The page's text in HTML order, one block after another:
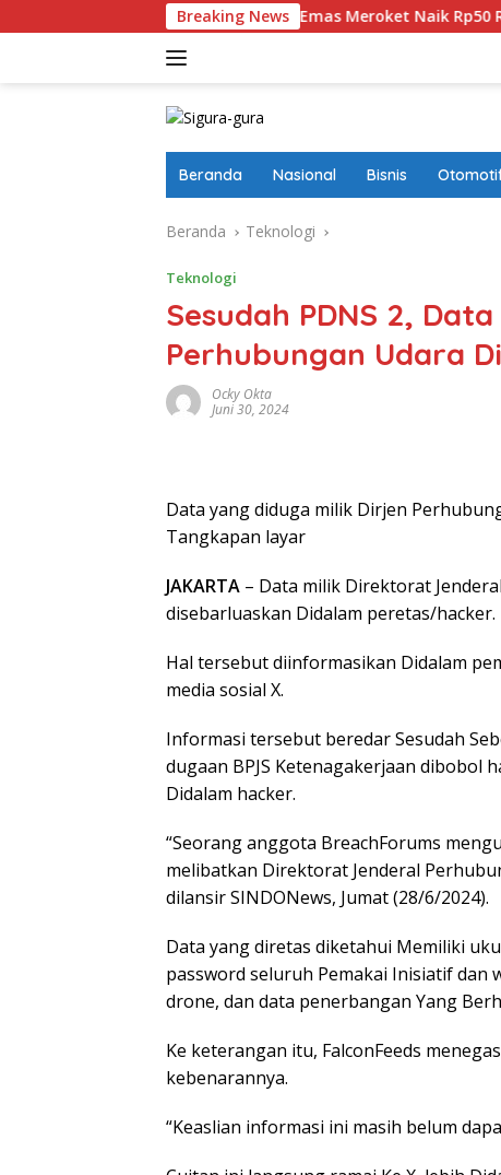
ke
Breaking News
Harga Emas Meroket Naik Rp50 Ribu, Satu
Beranda Nasional Bisnis
Beranda Teknologi
Teknologi
Sesudah PDNS 2,
Perhubungan Udara
Ocky Okta
Juni 30, 2024
Data yang diduga milik Dirjen
Tangkapan layar
JAKARTA – Data milik Direktorat
disebarluaskan Didalam peretas/hacker.
Hal tersebut diinformasikan Didalam
media sosial X.
Informasi tersebut beredar Sesudah
dugaan BPJS Ketenagakerjaan dibobol
Didalam hacker.
“Seorang anggota BreachForums
melibatkan Direktorat Jenderal
dilansir SINDONews, Jumat (28/6/2024).
Data yang diretas diketahui Memiliki
password seluruh Pemakai Inisiatif
drone, dan data penerbangan Yang
Ke keterangan itu, FalconFeeds
kebenarannya.
“Keaslian informasi ini masih belum